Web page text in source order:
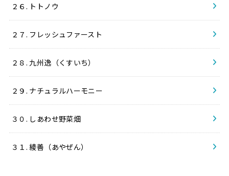
２６. トトノウ
２７. フレッシュファースト
２８. 九州逸（くすいち）
２９. ナチュラルハーモニー
３０. しあわせ野菜畑
３１. 綾善（あやぜん）